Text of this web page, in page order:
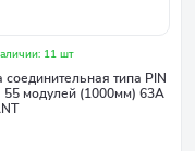
11 шт
типа PIN
55 модулей (1000мм) 63А